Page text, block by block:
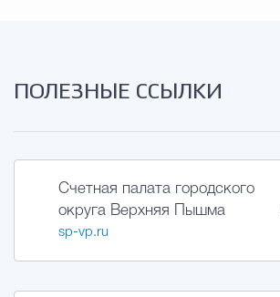
ПОЛЕЗНЫЕ ССЫЛКИ
Счетная палата городского
округа Верхняя Пышма
sp-vp.ru